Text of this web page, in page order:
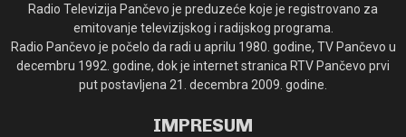
Radio Televizija Pančevo je preduzeće koje je registrovano za
emitovanje televizijskog i radijskog programa.
Radio Pančevo je počelo da radi u aprilu 1980. godine, TV Pančevo u
decembru 1992. godine, dok je internet stranica RTV Pančevo prvi
put postavljena 21. decembra 2009. godine.
IMPRESUM